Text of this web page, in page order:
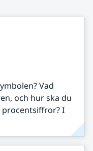
Vad
och hur ska du
I